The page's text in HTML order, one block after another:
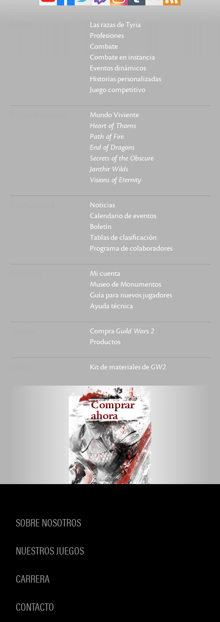
Las razas de Tyria
Profesiones
Combate
Combate en instancia
Eventos dinámicos
Historias personalizadas
Juego competitivo
Mundo Viviente
Heart of Thorns
Path of Fire
End of Dragons
Secrets of the Obscure
Janthir Wilds
Visions of Eternity
Noticias
Calendario de eventos
Boletín
Tablas de clasificación
Programa de colaboradores
Mi cuenta
Museo de Monumentos
Guía para nuevos jugadores
Ayuda técnica
CompraGuild Wars 2
Productos
Kit de materiales deGW2
Comprar
ahora
SOBRE NOSOTROS
NUESTROS JUEGOS
CARRERA
CONTACTO